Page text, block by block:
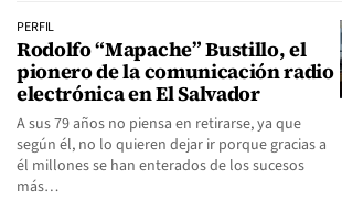
PERFIL
Rodolfo “Mapache” Bustillo, el
pionero de la comunicación radio
electrónica en El Salvador
A sus 79 años no piensa en retirarse, ya que
según él, no lo quieren dejar ir porque gracias a
él millones se han enterados de los sucesos
más…